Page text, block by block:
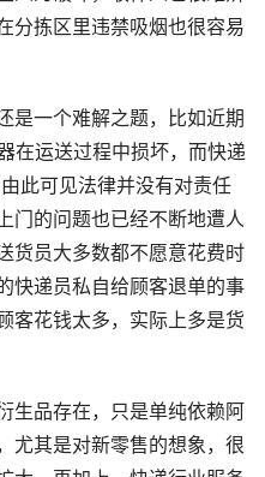
分拣区里违禁吸烟也很容易
一个难解之题，比如近期
在运送过程中损坏，而快递
此可见法律并没有对责任
门的问题也已经不断地遭人
货员大多数都不愿意花费时
快递员私自给顾客退单的事
客花钱太多，实际上多是货
品存在，只是单纯依赖阿
尤其是对新零售的想象，很